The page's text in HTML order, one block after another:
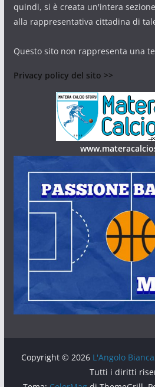
quindi, si è creata un'intera
alla rappresentativa cittadina di
Questo sito non rappresenta una
Privacy policy del sito >>
Copyright © 2026 L'Angolo
Tutti i diritti